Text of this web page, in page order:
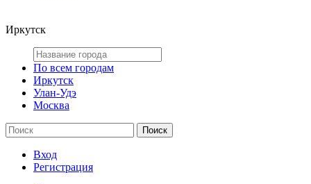
Иркутск
По всем городам
Иркутск
Улан-Удэ
Москва
Вход
Регистрация